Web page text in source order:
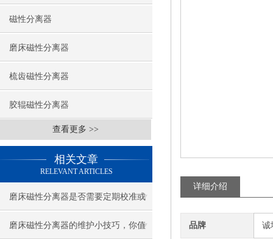
磁性分离器
磨床磁性分离器
梳齿磁性分离器
胶辊磁性分离器
查看更多 >>
相关文章
RELEVANT ARTICLES
磨床磁性分离器是否需要定期校准或
调整？
磨床磁性分离器的维护小技巧，你值
详细介绍
品牌 诚